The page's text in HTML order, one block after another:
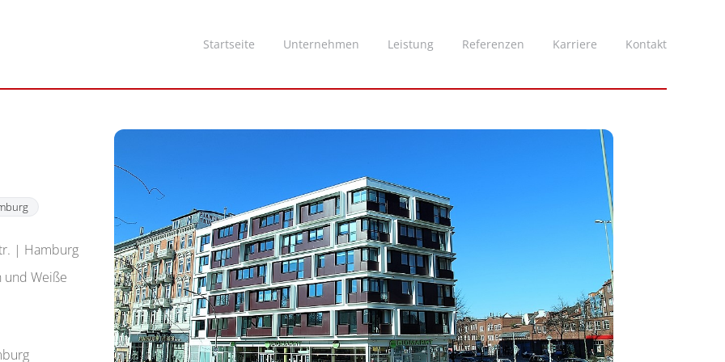
Startseite Unternehmen Leistung Referenzen Karriere Kontakt
| Hamburg
und Weiße